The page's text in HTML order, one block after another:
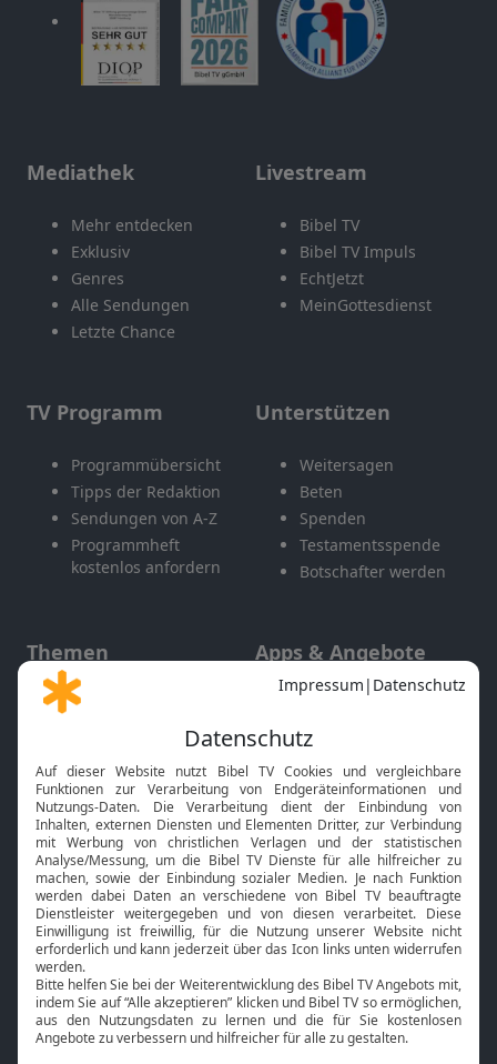
Mediathek
Mehr entdecken
Exklusiv
Genres
Alle Sendungen
Letzte Chance
Livestream
Bibel TV
Bibel TV Impuls
EchtJetzt
MeinGottesdienst
TV Programm
Programmübersicht
Tipps der Redaktion
Sendungen von A-Z
Programmheft
kostenlos anfordern
Unterstützen
Weitersagen
Beten
Spenden
Testamentsspende
Botschafter werden
Themen
Gott und Bibel erklärt
Neuigkeiten
Apps & Angebote
Mobile App
Smart TV
HbbTV
Bibelthek Online-Bibel
Nächster Gottesdienst
Bibel TV
Über uns
Jobs
Service
Kontakt
TV-Empfang